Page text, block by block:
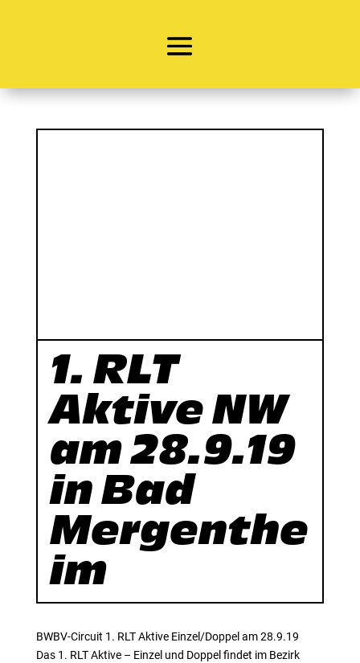
1. RLT
Aktive NW
am 28.9.19
in Bad
Mergenthe
im
BWBV-Circuit 1. RLT Aktive Einzel/Doppel am 28.9.19
Das 1. RLT Aktive – Einzel und Doppel findet im Bezirk